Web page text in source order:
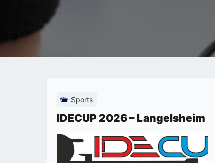
autrement
Sports
IDECUP 2026 – Langelsheim